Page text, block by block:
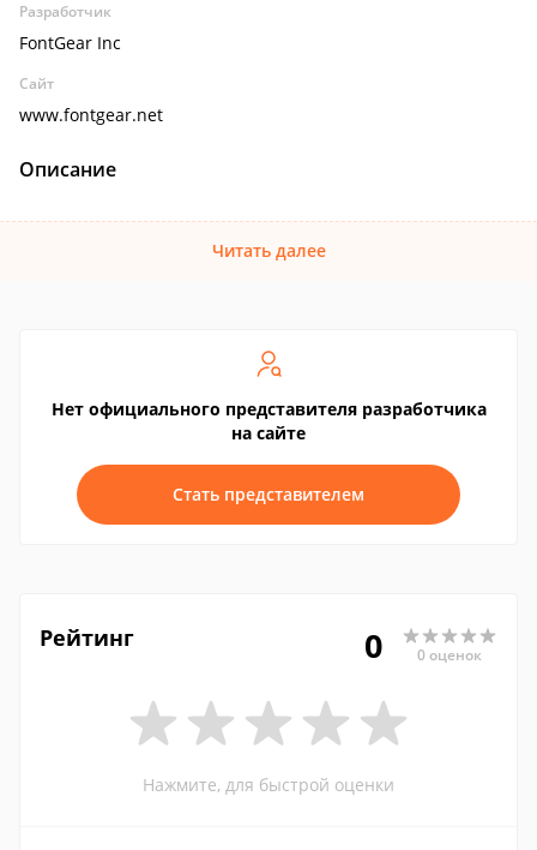
Разработчик
FontGear Inc
Сайт
www.fontgear.net
Описание
Читать далее
Нет официального представителя разработчика
на сайте
Стать представителем
Рейтинг 0 0 оценок
Нажмите, для быстрой оценки